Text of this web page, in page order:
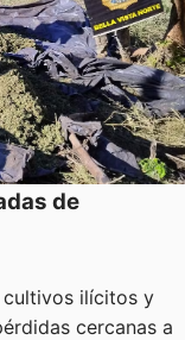
de
cultivos ilícitos y
cercanas a